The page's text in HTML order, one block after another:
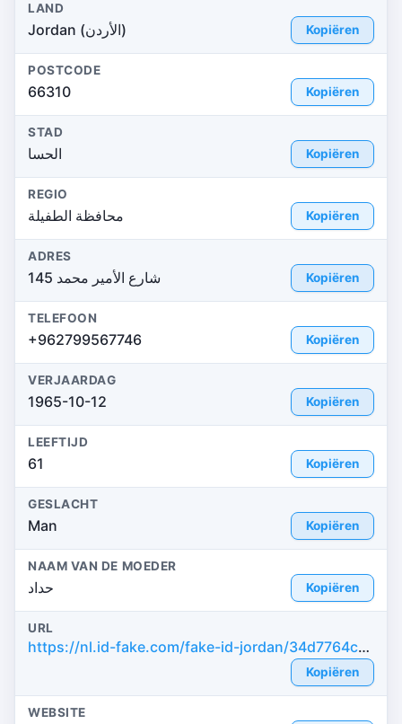
LAND
Jordan (الأردن) Kopiëren
POSTCODE
66310 Kopiëren
STAD
الحسا Kopiëren
REGIO
محافظة الطفيلة Kopiëren
ADRES
شارع الأمير محمد 145 Kopiëren
TELEFOON
+962799567746 Kopiëren
VERJAARDAG
1965-10-12 Kopiëren
LEEFTIJD
61 Kopiëren
GESLACHT
Man Kopiëren
NAAM VAN DE MOEDER
حداد Kopiëren
URL
https://nl.id-fake.com/fake-id-jordan/34d7764cb423b81235d9594cb8924b2d
Kopiëren
WEBSITE